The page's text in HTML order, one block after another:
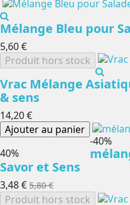
Mélange Bleu pour
5,60 €
Produit hors stock
Vrac Mélange
& sens
14,20 €
Ajouter au panier
-40%
Savor et Sens
3,48 € 5,80 €
Produit hors stock